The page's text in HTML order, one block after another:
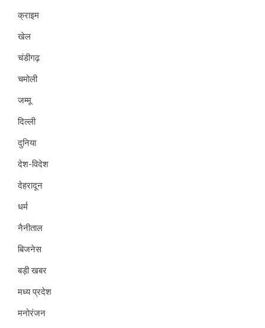
क्राइम
खेल
चंडीगढ़
चमोली
जम्मू
दिल्ली
दुनिया
देश-विदेश
देहरादून
धर्म
नैनीताल
बिजनेस
बड़ी खबर
मध्य प्रदेश
मनोरंजन